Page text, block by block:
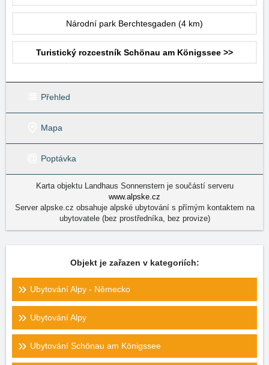
Národní park Berchtesgaden (4 km)
Turistický rozcestník Schönau am Königssee >>
Přehled
Mapa
Poptávka
Karta objektu Landhaus Sonnenstern je součástí serveru
www.alpske.cz
Server alpske.cz obsahuje alpské ubytování s přímým kontaktem na
ubytovatele (bez prostředníka, bez provize)
Objekt je zařazen v kategoriích:
Ubytování Alpy - Německo
Ubytování Alpy
Ubytování Schönau am Königssee